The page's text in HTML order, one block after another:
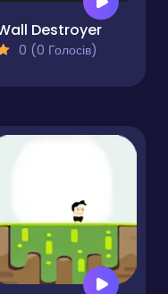
Destroyer
0 (0 Голосів)